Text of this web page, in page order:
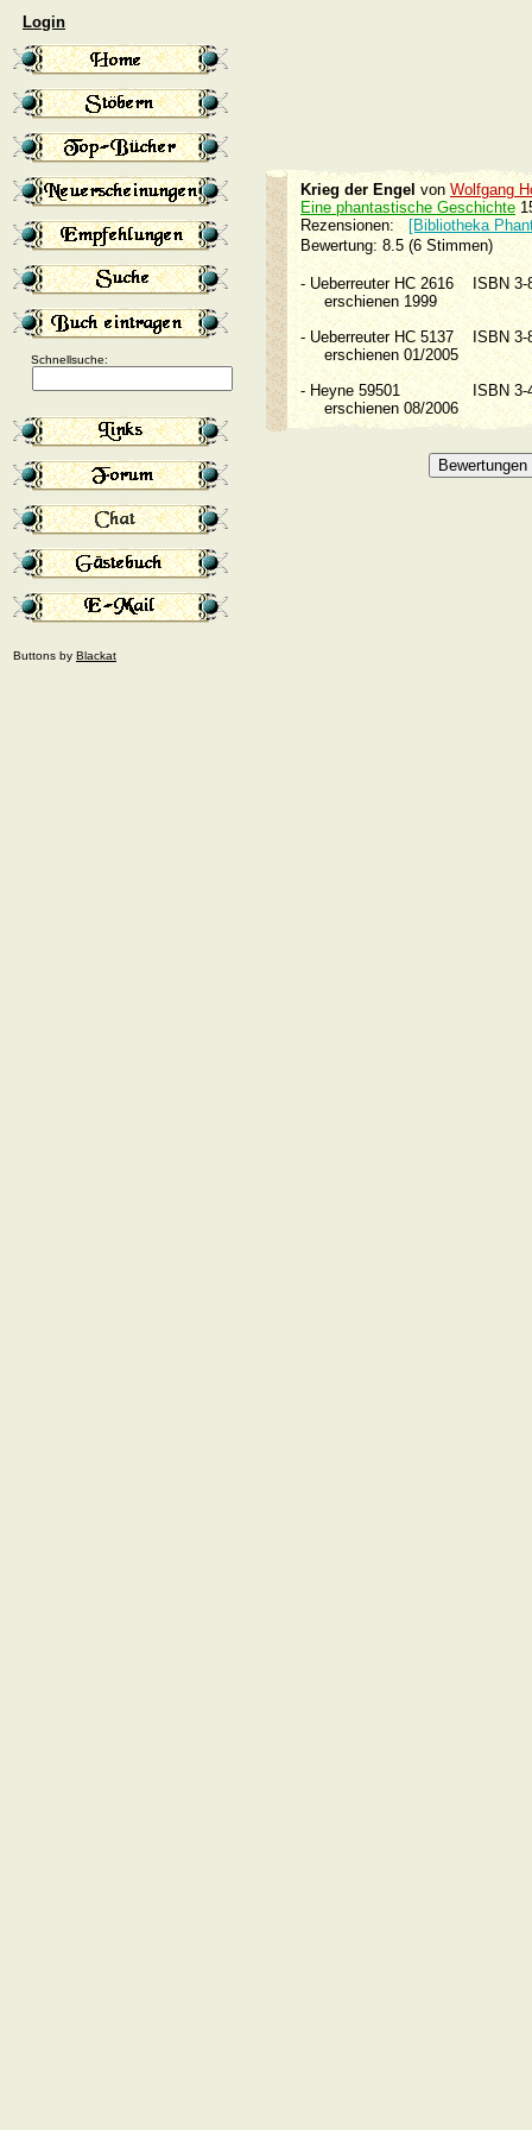
Login
Schnellsuche:
Buttons by Blackat
Krieg der Engel von Wolfgang
Eine phantastische Geschichte
Rezensionen:[Bibliotheka
Bewertung: 8.5 (6 Stimmen)
- Ueberreuter HC 2616 ISBN
erschienen 1999
- Ueberreuter HC 5137 ISBN
erschienen 01/2005
- Heyne 59501
ISBN
erschienen 08/2006